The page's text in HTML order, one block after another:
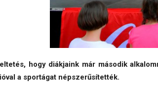
hogy diákjaink már második
a sportágat népszerűsítették.